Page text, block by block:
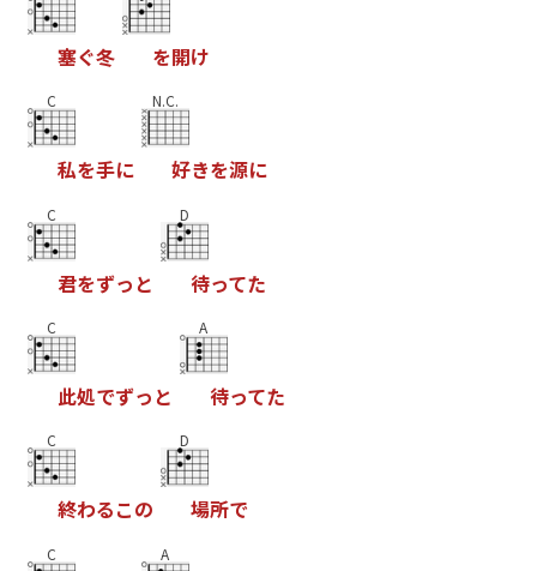
塞ぐ冬 を開け
C
私を手に
N.C.
好きを源に
C
君をずっ と
D
待ってた
C
此処でずっ と
A
待ってた
C
終わるこの
D
場所で
C A